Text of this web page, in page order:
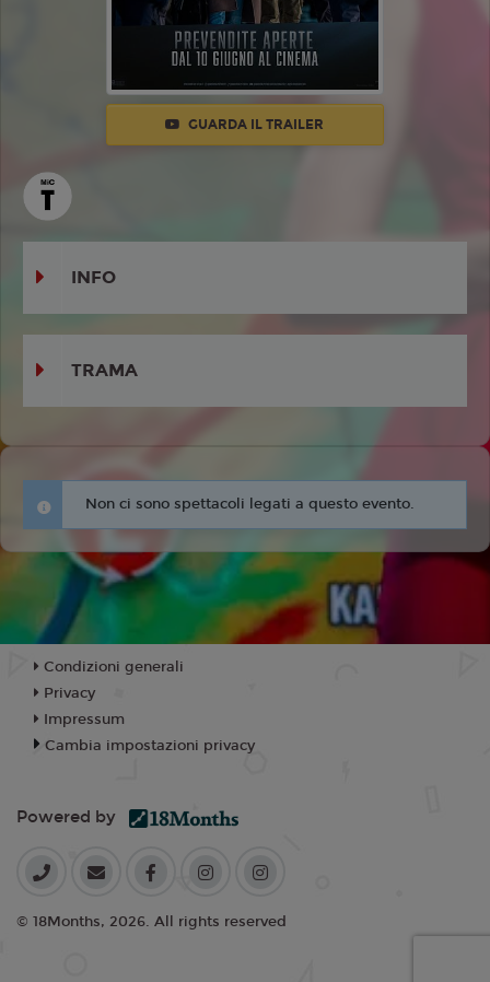
GUARDA IL TRAILER
INFO
TRAMA
Non ci sono spettacoli legati a questo evento.
Condizioni generali
Privacy
Impressum
Cambia impostazioni privacy
Powered by
© 18Months, 2026. All rights reserved